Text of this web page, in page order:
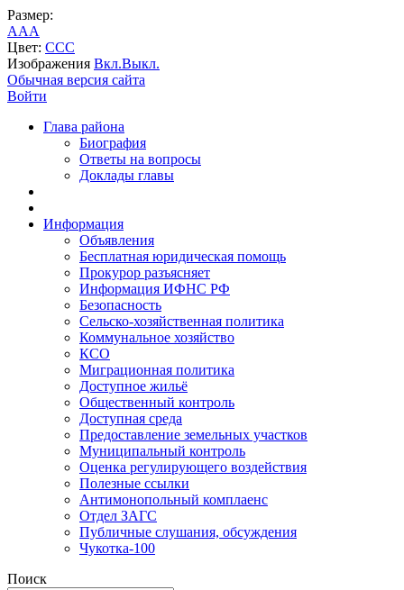
Размер:
AAA
Цвет: CCC
Изображения Вкл.Выкл.
Обычная версия сайта
Войти
Глава района
Биография
Ответы на вопросы
Доклады главы
Информация
Объявления
Бесплатная юридическая помощь
Прокурор разъясняет
Информация ИФНС РФ
Безопасность
Сельско-хозяйственная политика
Коммунальное хозяйство
КСО
Миграционная политика
Доступное жильё
Общественный контроль
Доступная среда
Предоставление земельных участков
Муниципальный контроль
Оценка регулирующего воздействия
Полезные ссылки
Антимонопольный комплаенс
Отдел ЗАГС
Публичные слушания, обсуждения
Чукотка-100
Поиск